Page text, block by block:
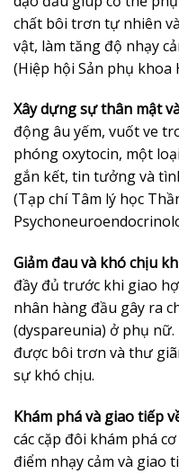
chất bôi trơn tự nhiên
vật, làm tăng độ nhạy
(Hiệp hội Sản phụ khoa
Xây dựng sự thân mật
động âu yếm, vuốt ve
phóng oxytocin, một
gắn kết, tin tưởng và
(Tạp chí Tâm lý học
Giảm đau và khó chịu
đầy đủ trước khi giao
nhân hàng đầu gây ra
(dyspareunia) ở phụ
được bôi trơn và thư
sự khó chịu.
Khám phá và giao tiếp
các cặp đôi khám phá
điểm nhạy cảm và giao